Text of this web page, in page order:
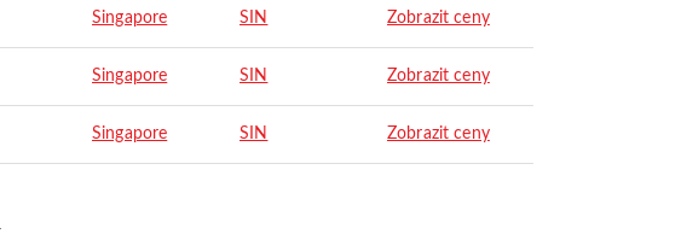
Singapore SIN Zobrazit ceny
Singapore SIN Zobrazit ceny
Singapore SIN Zobrazit ceny